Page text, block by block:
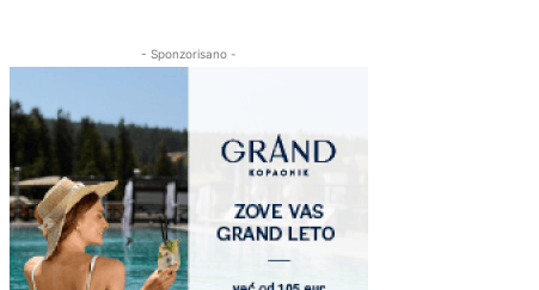
- Sponzorisano -